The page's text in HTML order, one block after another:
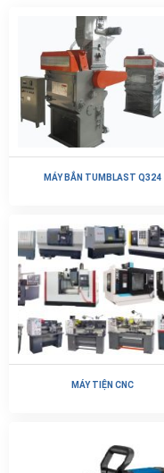
MÁY BẮN TUMBLAST Q324
MÁY TIỆN CNC